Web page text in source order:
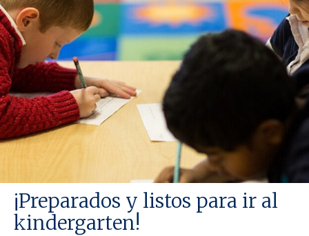
¡Preparados y listos para ir al
kindergarten!